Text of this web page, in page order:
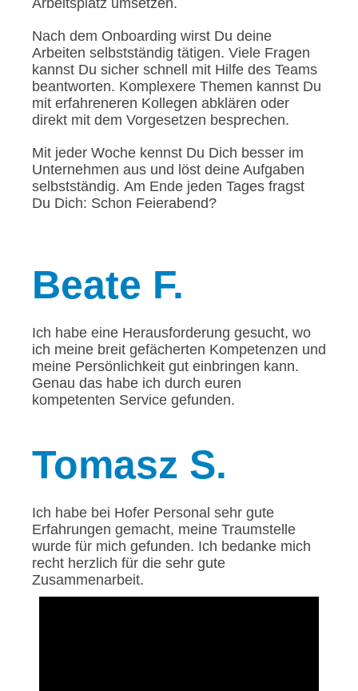
Nach dem Onboarding wirst Du deine
Arbeiten selbstständig tätigen. Viele Fragen
kannst Du sicher schnell mit Hilfe des Teams
beantworten. Komplexere Themen kannst Du
mit erfahreneren Kollegen abklären oder
direkt mit dem Vorgesetzen besprechen.
Mit jeder Woche kennst Du Dich besser im
Unternehmen aus und löst deine Aufgaben
selbstständig. Am Ende jeden Tages fragst
Du Dich: Schon Feierabend?
Beate F.
Ich habe eine Herausforderung gesucht, wo
ich meine breit gefächerten Kompetenzen und
meine Persönlichkeit gut einbringen kann.
Genau das habe ich durch euren
kompetenten Service gefunden.
Tomasz S.
Ich habe bei Hofer Personal sehr gute
Erfahrungen gemacht, meine Traumstelle
wurde für mich gefunden. Ich bedanke mich
recht herzlich für die sehr gute
Zusammenarbeit.